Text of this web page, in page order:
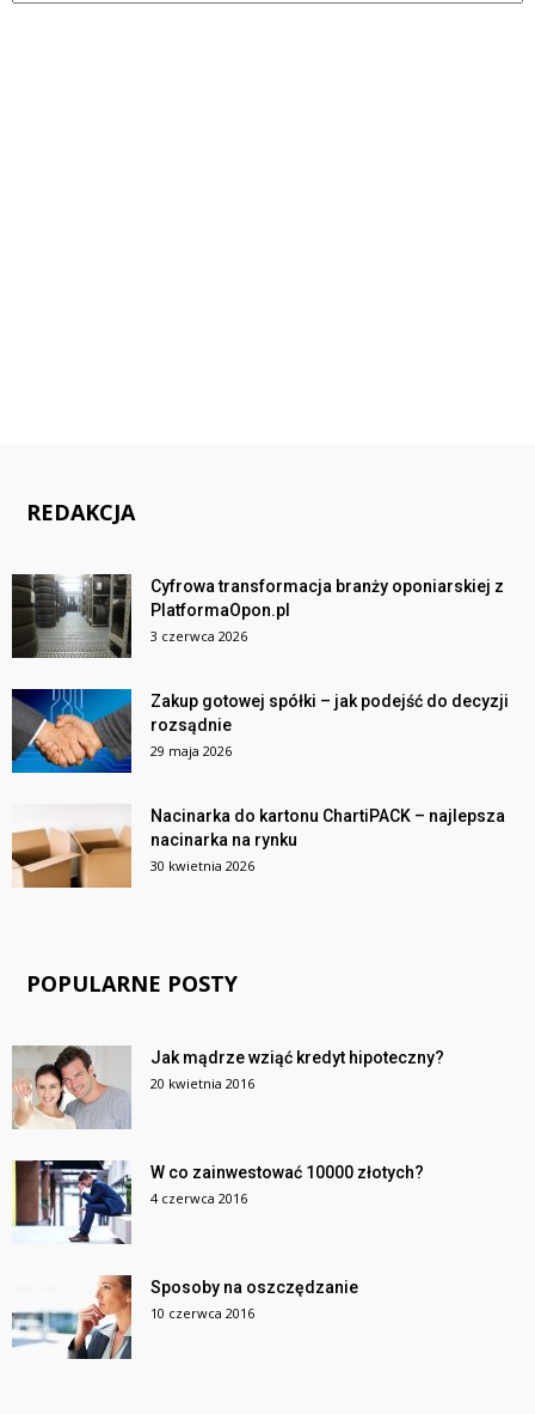
REDAKCJA
Cyfrowa transformacja branży oponiarskiej z
PlatformaOpon.pl
3 czerwca 2026
Zakup gotowej spółki – jak podejść do decyzji
rozsądnie
29 maja 2026
Nacinarka do kartonu ChartiPACK – najlepsza
nacinarka na rynku
30 kwietnia 2026
POPULARNE POSTY
Jak mądrze wziąć kredyt hipoteczny?
20 kwietnia 2016
W co zainwestować 10000 złotych?
4 czerwca 2016
Sposoby na oszczędzanie
10 czerwca 2016